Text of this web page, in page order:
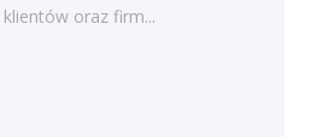
oraz firm...